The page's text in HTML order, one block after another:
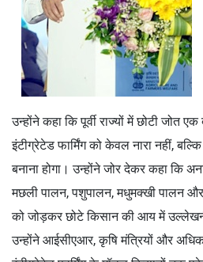
उन्होंने कहा कि पूर्वी राज्यों में छोटी जोत
इंटीग्रेटेड फार्मिंग को केवल नारा नहीं,
बनाना होगा। उन्होंने जोर देकर कहा कि
मछली पालन, पशुपालन, मधुमक्खी पालन और
को जोड़कर छोटे किसान की आय में
उन्होंने आईसीएआर, कृषि मंत्रियों और